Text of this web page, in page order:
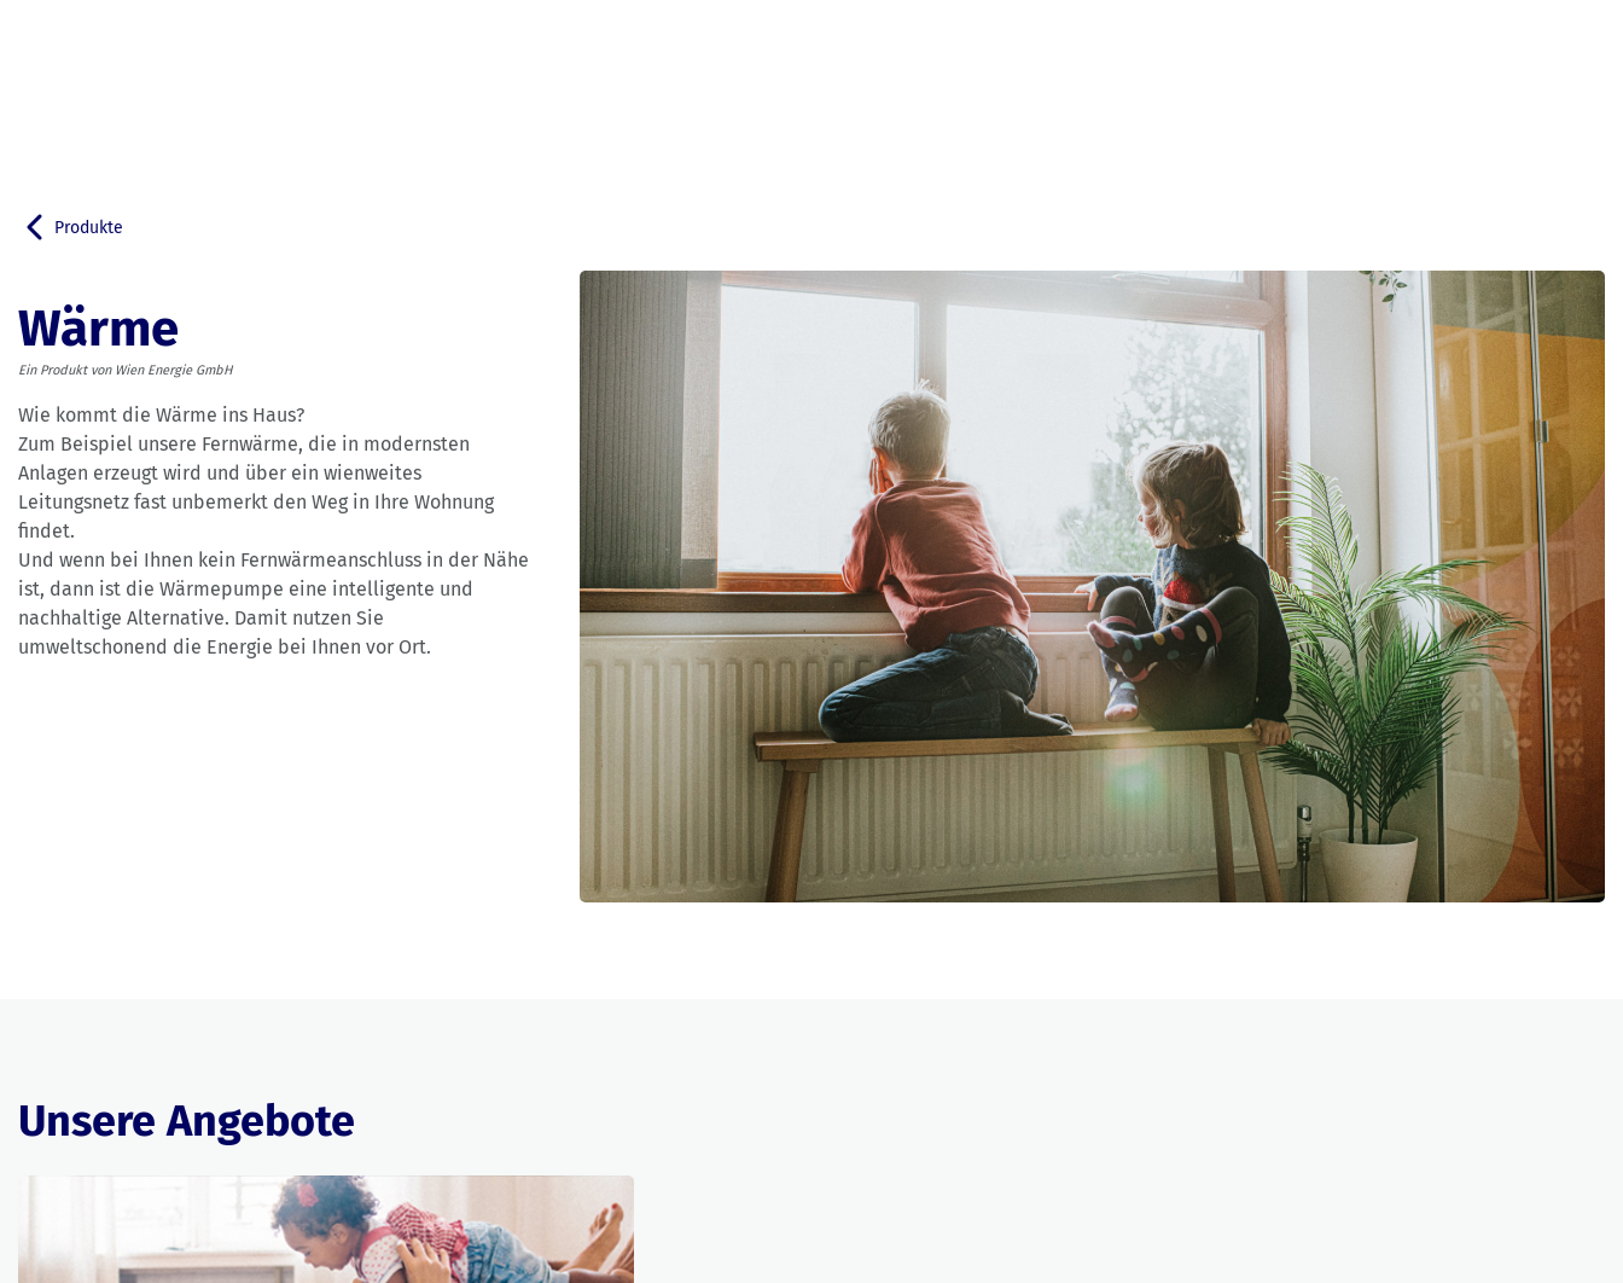
Zurück zu
Produkte
Wärme
Ein Produkt von Wien Energie GmbH
Wie kommt die Wärme ins Haus?
Zum Beispiel unsere Fernwärme, die in modernsten
Anlagen erzeugt wird und über ein wienweites
Leitungsnetz fast unbemerkt den Weg in Ihre Wohnung
findet.
Und wenn bei Ihnen kein Fernwärmeanschluss in der Nähe
ist, dann ist die Wärmepumpe eine intelligente und
nachhaltige Alternative. Damit nutzen Sie
umweltschonend die Energie bei Ihnen vor Ort.
Unsere Angebote